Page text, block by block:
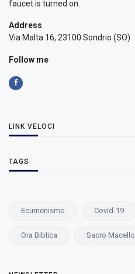
faucet is turned on.
Address
Via Malta 16, 23100 Sondrio (SO)
Follow me
LINK VELOCI
TAGS
Ecumenismo Covid-19
Ora Biblica Sacro Macello